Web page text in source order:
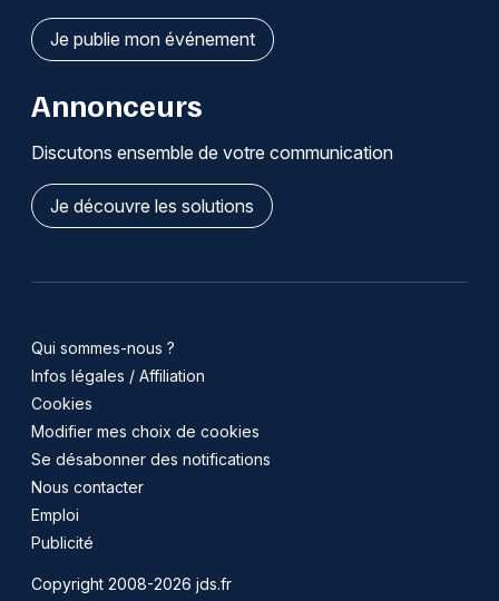
Je publie mon événement
Annonceurs
Discutons ensemble de votre communication
Je découvre les solutions
Qui sommes-nous ?
Infos légales / Affiliation
Cookies
Modifier mes choix de cookies
Se désabonner des notifications
Nous contacter
Emploi
Publicité
Copyright 2008-2026 jds.fr